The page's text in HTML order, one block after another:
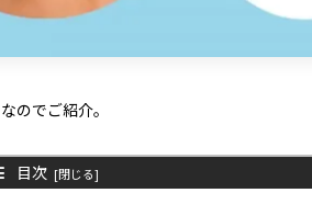
なのでご紹介。
目次